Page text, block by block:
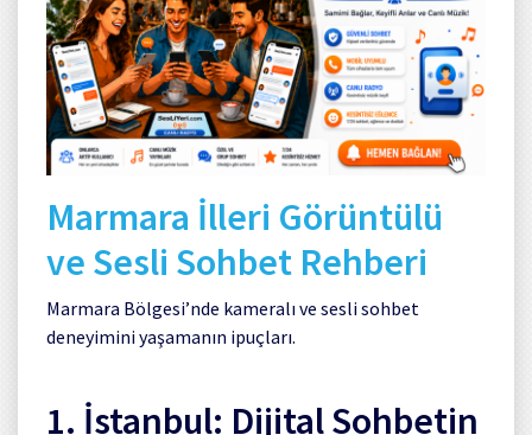
Marmara İlleri Görüntülü
ve Sesli Sohbet Rehberi
Marmara Bölgesi’nde kameralı ve sesli sohbet
deneyimini yaşamanın ipuçları.
1. İstanbul: Dijital Sohbetin